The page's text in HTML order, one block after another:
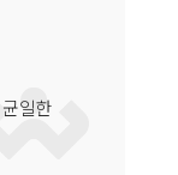
일한